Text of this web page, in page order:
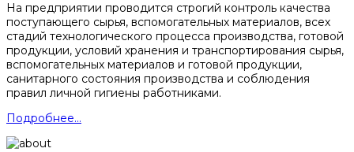
На предприятии проводится строгий контроль качества
поступающего сырья, вспомогательных материалов, всех
стадий технологического процесса производства, готовой
продукции, условий хранения и транспортирования сырья,
вспомогательных материалов и готовой продукции,
санитарного состояния производства и соблюдения
правил личной гигиены работниками.
Подробнее...